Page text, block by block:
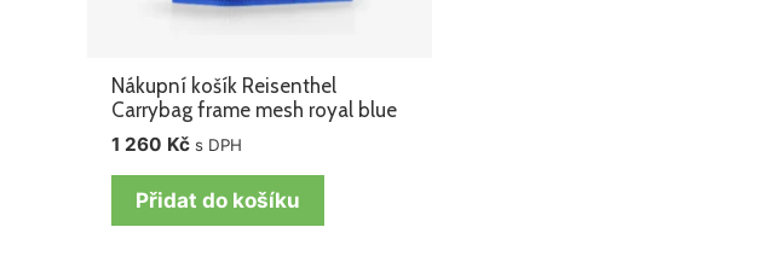
Nákupní košík Reisenthel
Carrybag frame mesh royal blue
1 260 Kč s DPH
Přidat do košíku